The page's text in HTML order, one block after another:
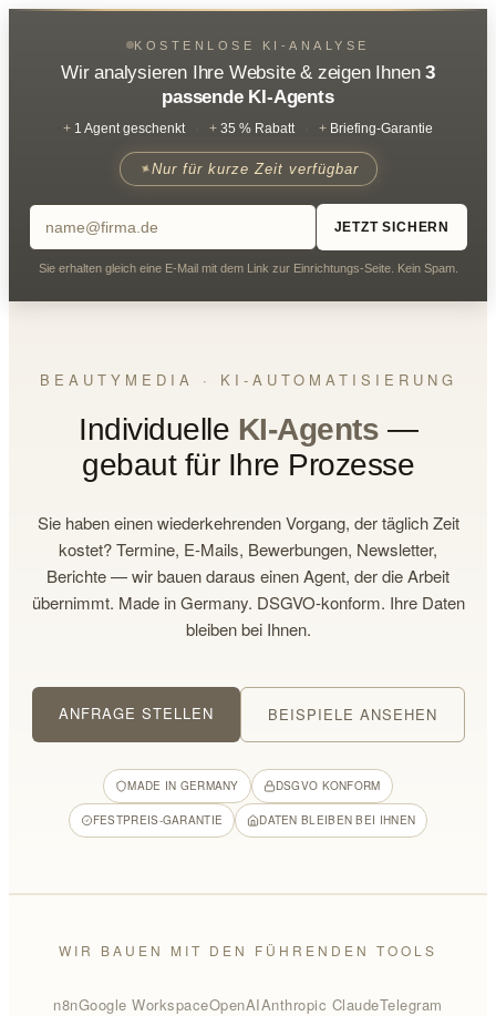
KOSTENLOSE KI-ANALYSE
Wir analysieren Ihre Website & zeigen Ihnen3
passende KI-Agents
+ 1 Agent geschenkt + 35 % Rabatt + Briefing-Garantie
Nur für kurze Zeit verfügbar
JETZT SICHERN
Sie erhalten gleich eine E-Mail mit dem Link zur Einrichtungs-Seite. Kein Spam.
BEAUTYMEDIA · KI-AUTOMATISIERUNG
Individuelle KI-Agents —
gebaut für Ihre Prozesse
Sie haben einen wiederkehrenden Vorgang, der täglich Zeit
kostet? Termine, E-Mails, Bewerbungen, Newsletter,
Berichte — wir bauen daraus einen Agent, der die Arbeit
übernimmt. Made in Germany. DSGVO-konform. Ihre Daten
bleiben bei Ihnen.
ANFRAGE STELLEN BEISPIELE ANSEHEN
MADE IN GERMANY DSGVO KONFORM
FESTPREIS-GARANTIE DATEN BLEIBEN BEI IHNEN
WIR BAUEN MIT DEN FÜHRENDEN TOOLS
n8nGoogle WorkspaceOpenAIAnthropic ClaudeTelegram